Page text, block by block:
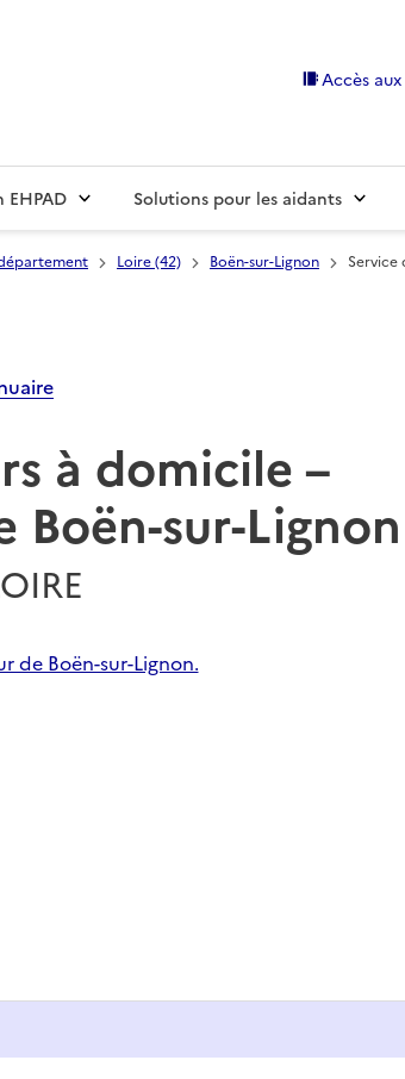
Accès
EHPAD Solutions pour les aidants
Loire (42) Boën-sur-Lignon
Service
à domicile –
Boën-sur-Lignon
de Boën-sur-Lignon.